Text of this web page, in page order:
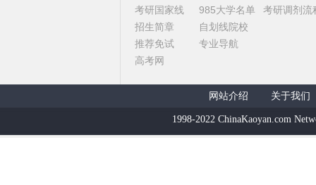
考研国家线
招生简章
推荐免试
高考网
985大学名单
自划线院校
专业导航
考研调剂流
网站介绍 关于我们
1998-2022 ChinaKaoyan.com